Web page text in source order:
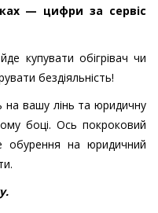
— цифри за сервіс
купувати обігрівач чи
бездіяльність!
на вашу лінь та юридичну
боці. Ось покроковий
обурення на юридичний